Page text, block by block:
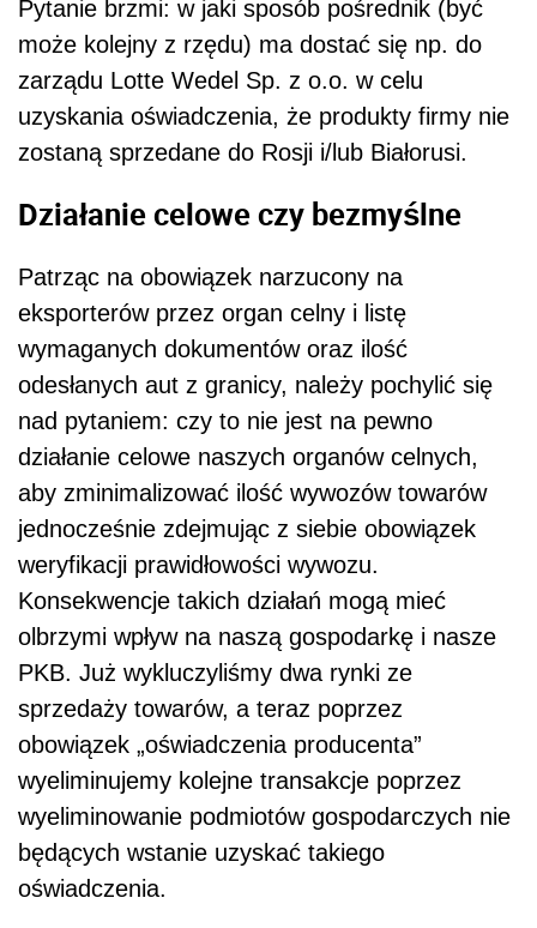
Pytanie brzmi: w jaki sposób pośrednik (być
może kolejny z rzędu) ma dostać się np. do
zarządu Lotte Wedel Sp. z o.o. w celu
uzyskania oświadczenia, że produkty firmy nie
zostaną sprzedane do Rosji i/lub Białorusi.
Działanie celowe czy bezmyślne
Patrząc na obowiązek narzucony na
eksporterów przez organ celny i listę
wymaganych dokumentów oraz ilość
odesłanych aut z granicy, należy pochylić się
nad pytaniem: czy to nie jest na pewno
działanie celowe naszych organów celnych,
aby zminimalizować ilość wywozów towarów
jednocześnie zdejmując z siebie obowiązek
weryfikacji prawidłowości wywozu.
Konsekwencje takich działań mogą mieć
olbrzymi wpływ na naszą gospodarkę i nasze
PKB. Już wykluczyliśmy dwa rynki ze
sprzedaży towarów, a teraz poprzez
obowiązek „oświadczenia producenta”
wyeliminujemy kolejne transakcje poprzez
wyeliminowanie podmiotów gospodarczych nie
będących wstanie uzyskać takiego
oświadczenia.